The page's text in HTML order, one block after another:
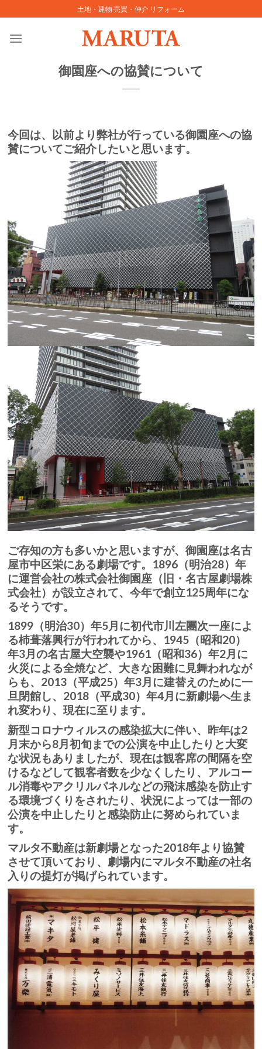
to
content
土地・建物 売買・仲介 リフォーム
御園座への協賛について
今回は、以前より弊社が行っている御園座への協
賛についてご紹介したいと思います。
ご存知の方も多いかと思いますが、御園座は名古
屋市中区栄にある劇場です。1896（明治28）年
に運営会社の株式会社御園座（旧・名古屋劇場株
式会社）が設立されて、今年で創立125周年にな
るそうです。
1899（明治30）年5月に初代市川左團次一座によ
る杮葺落興行が行われてから、1945（昭和20）
年3月の名古屋大空襲や1961（昭和36）年2月に
火災による全焼など、大きな困難に見舞われなが
らも、2013（平成25）年3月に建替えのために一
旦閉館し、2018（平成30）年4月に新劇場へ生ま
れ変わり、現在に至ります。
新型コロナウィルスの感染拡大に伴い、昨年は2
月末から8月初旬までの公演を中止したりと大変
な状況もありましたが、現在は観客席の間隔を空
けるなどして観客者数を少なくしたり、アルコー
ル消毒やアクリルパネルなどの飛沫感染を防止す
る環境づくりをされたり、状況によっては一部の
公演を中止したりと感染防止に努められていま
す。
マルタ不動産は新劇場となった2018年より協賛
させて頂いており、劇場内にマルタ不動産の社名
入りの提灯が掲げられています。